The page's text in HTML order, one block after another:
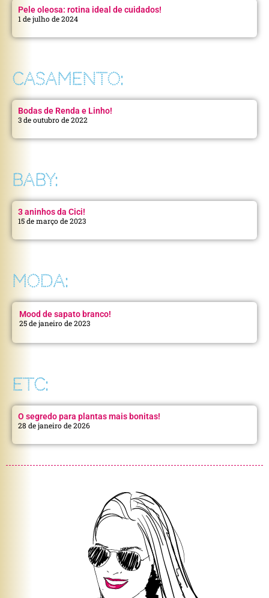
Pele oleosa: rotina ideal de cuidados!
1 de julho de 2024
CASAMENTO:
Bodas de Renda e Linho!
3 de outubro de 2022
BABY:
3 aninhos da Cici!
15 de março de 2023
MODA:
Mood de sapato branco!
25 de janeiro de 2023
ETC:
O segredo para plantas mais bonitas!
28 de janeiro de 2026